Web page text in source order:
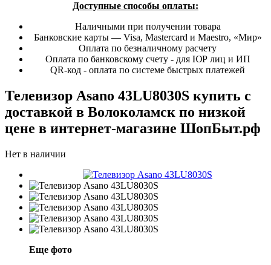
Доступные способы оплаты:
Наличными при получении товара
Банковские карты — Visa, Mastercard и Maestro, «Мир»
Оплата по безналичному расчету
Оплата по банковскому счету - для ЮР лиц и ИП
QR-код - оплата по системе быстрых платежей
Телевизор Asano 43LU8030S купить с
доставкой в Волоколамск по низкой
цене в интернет-магазине ШопБыт.рф
Нет в наличии
Еще фото